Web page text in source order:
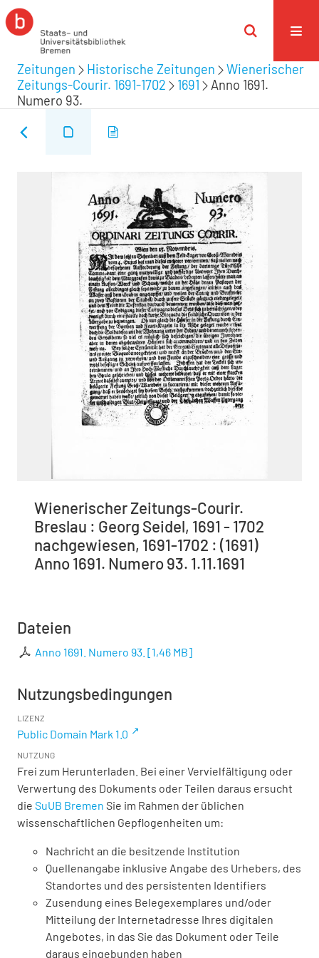
Zeitungen Historische Zeitungen
Wienerischer
Zeitungs-Courir. 1691-1702
1691
Anno 1691.
Numero 93.
Wienerischer Zeitungs-Courir.
Breslau : Georg Seidel, 1691 - 1702
nachgewiesen, 1691-1702 : (1691)
Anno 1691. Numero 93. 1.11.1691
Dateien
Anno 1691. Numero 93. [1,46 MB]
Nutzungsbedingungen
LIZENZ
Public Domain Mark 1.0
NUTZUNG
Frei zum Herunterladen. Bei einer Vervielfältigung oder
Verwertung des Dokuments oder Teilen daraus ersucht
die SuUB Bremen Sie im Rahmen der üblichen
wissenschaftlichen Gepflogenheiten um:
Nachricht an die besitzende Institution
Quellenangabe inklusive Angabe des Urhebers, des
Standortes und des persistenten Identifiers
Zusendung eines Belegexemplares und/oder
Mitteilung der Internetadresse Ihres digitalen
Angebotes, in das Sie das Dokument oder Teile
daraus eingebunden haben